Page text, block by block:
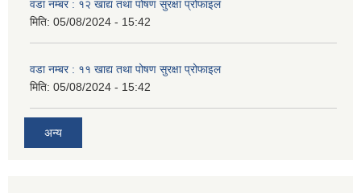
वडा नम्बर : १२ खाद्य तथा पोषण सुरक्षा प्रोफाइल
मिति: 05/08/2024 - 15:42
वडा नम्बर : ११ खाद्य तथा पोषण सुरक्षा प्रोफाइल
मिति: 05/08/2024 - 15:42
अन्य